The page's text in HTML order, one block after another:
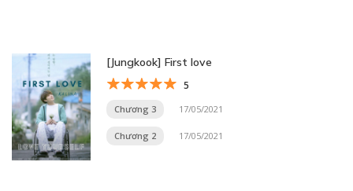
[Jungkook] First love
5
Chương 3 17/05/2021
Chương 2 17/05/2021